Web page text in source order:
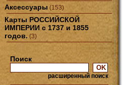
Аксессуары (153)
Карты РОССИЙСКОЙ
ИМПЕРИИ с 1737 и 1855
годов. (3)
Поиск
расширенный поиск